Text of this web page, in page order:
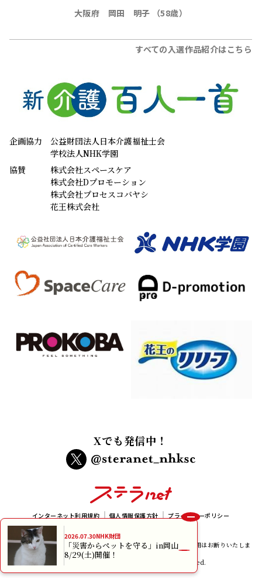
大阪府 岡田 明子 （58歳）
すべての入選作品紹介はこちら
企画協力
公益財団法人日本介護福祉士会
学校法人NHK学園
協賛
株式会社スペースケア
株式会社Dプロモーション
株式会社プロセスコバヤシ
花王株式会社
Xでも発信中！
2026.07.30NHK財団
「災害からペットを守る」in岡山
8/29(土)開催！
インターネット利用規約 個人情報保護方針
プライバシーポリシー
本サイトに掲載されている画像、イラスト及び記事の無断転載、使用はお断りいたしま
copyright NHK Foundation All rights reserved.